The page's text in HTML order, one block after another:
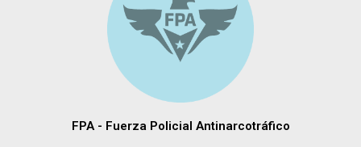
FPA - Fuerza Policial Antinarcotráfico